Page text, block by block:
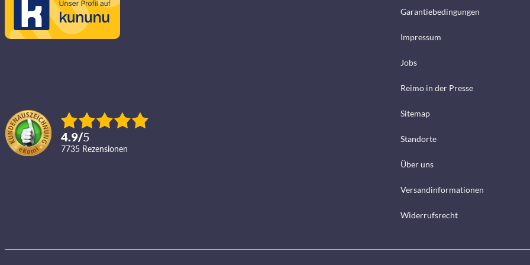
4.9/5
7735 Rezensionen
Garantiebedingungen
Impressum
Jobs
Reimo in der Presse
Sitemap
Standorte
Über uns
Versandinformationen
Widerrufsrecht